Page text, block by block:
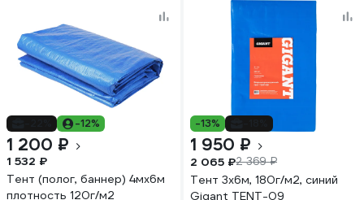
-12%
1 200 ₽
1 532 ₽
Тент (полог, баннер) 4мх6м
плотность 120г/м2
-13%
1 950 ₽
2 065 ₽2 369 ₽
Тент 3х6м, 180г/м2, синий
Gigant TENT-09